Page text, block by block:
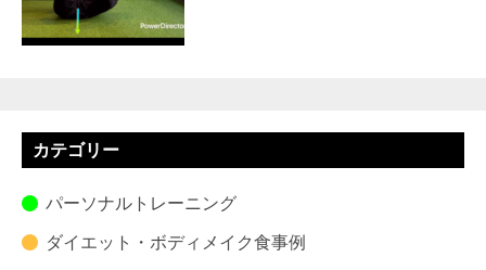
カテゴリー
パーソナルトレーニング
ダイエット・ボディメイク食事例